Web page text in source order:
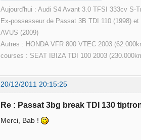
Aujourd'hui : Audi S4 Avant 3.0 TFSI 333cv S-
Ex-possesseur de Passat 3B TDI 110 (1998)
AVUS (2009)
Autres : HONDA VFR 800 VTEC 2003
courses : SEAT IBIZA TDI 100 2003
20/12/2011 20:15:25
Re : Passat 3bg break TDI 130
Merci, Bab !